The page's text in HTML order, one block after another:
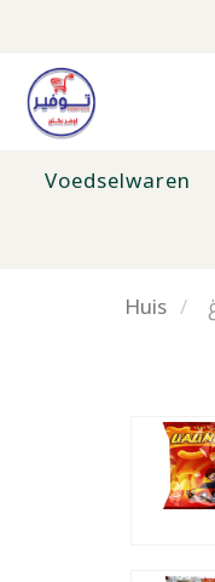
Voedselwaren
Huis